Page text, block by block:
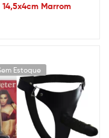
14,5x4cm Marrom
Estoque